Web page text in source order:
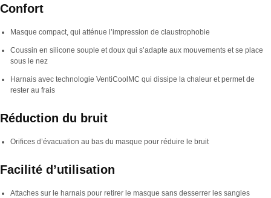
Confort
Masque compact, qui atténue l’impression de claustrophobie
Coussin en silicone souple et doux qui s’adapte aux mouvements et se place
sous le nez
Harnais avec technologie VentiCoolMC qui dissipe la chaleur et permet de
rester au frais
Réduction du bruit
Orifices d’évacuation au bas du masque pour réduire le bruit
Facilité d’utilisation
Attaches sur le harnais pour retirer le masque sans desserrer les sangles